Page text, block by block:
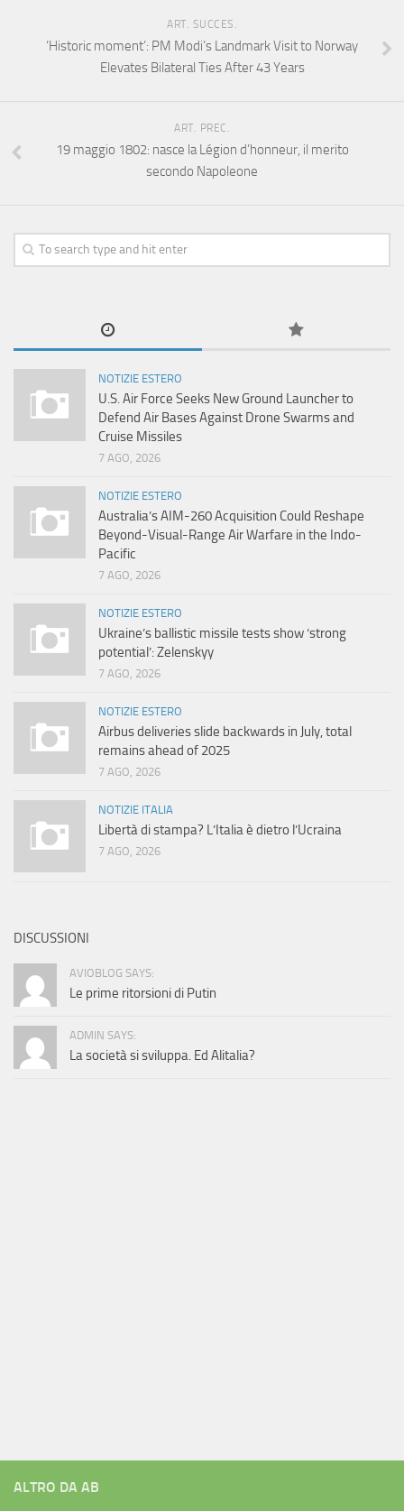
ART. SUCCES.
‘Historic moment’: PM Modi’s Landmark Visit to Norway
Elevates Bilateral Ties After 43 Years
ART. PREC.
19 maggio 1802: nasce la Légion d’honneur, il merito
secondo Napoleone
NOTIZIE ESTERO
U.S. Air Force Seeks New Ground Launcher to
Defend Air Bases Against Drone Swarms and
Cruise Missiles
7 AGO, 2026
NOTIZIE ESTERO
Australia’s AIM-260 Acquisition Could Reshape
Beyond-Visual-Range Air Warfare in the Indo-
Pacific
7 AGO, 2026
NOTIZIE ESTERO
Ukraine’s ballistic missile tests show ‘strong
potential’: Zelenskyy
7 AGO, 2026
NOTIZIE ESTERO
Airbus deliveries slide backwards in July, total
remains ahead of 2025
7 AGO, 2026
NOTIZIE ITALIA
Libertà di stampa? L’Italia è dietro l’Ucraina
7 AGO, 2026
DISCUSSIONI
AVIOBLOG SAYS:
Le prime ritorsioni di Putin
ADMIN SAYS:
La società si sviluppa. Ed Alitalia?
ALTRO DA AB